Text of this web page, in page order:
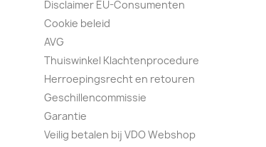
Disclaimer EU-Consumenten
Cookie beleid
AVG
Thuiswinkel Klachtenprocedure
Herroepingsrecht en retouren
Geschillencommissie
Garantie
Veilig betalen bij VDO Webshop